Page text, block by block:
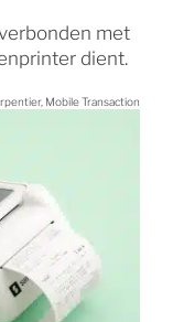
met
dient.
Mobile Transaction